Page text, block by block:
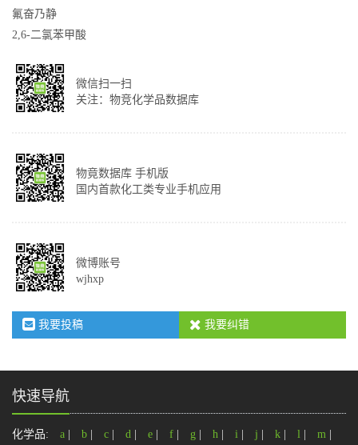
氟奋乃静
2,6-二氯苯甲酸
微信扫一扫
关注：物竞化学品数据库
物竟数据库 手机版
国内首款化工类专业手机应用
微博账号
wjhxp
我要投稿 我要纠错
快速导航
化学品: a b c d e f g h i j k l m